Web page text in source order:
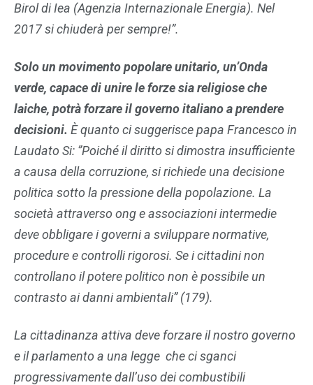
Birol di Iea (Agenzia Internazionale Energia). Nel
2017 si chiuderà per sempre!”.
Solo un movimento popolare unitario, un’Onda
verde, capace di unire le forze sia religiose che
laiche, potrà forzare il governo italiano a prendere
decisioni. È quanto ci suggerisce papa Francesco in
Laudato Si: ”Poiché il diritto si dimostra insufficiente
a causa della corruzione, si richiede una decisione
politica sotto la pressione della popolazione. La
società attraverso ong e associazioni intermedie
deve obbligare i governi a sviluppare normative,
procedure e controlli rigorosi. Se i cittadini non
controllano il potere politico non è possibile un
contrasto ai danni ambientali” (179).
La cittadinanza attiva deve forzare il nostro governo
e il parlamento a una legge che ci sganci
progressivamente dall’uso dei combustibili